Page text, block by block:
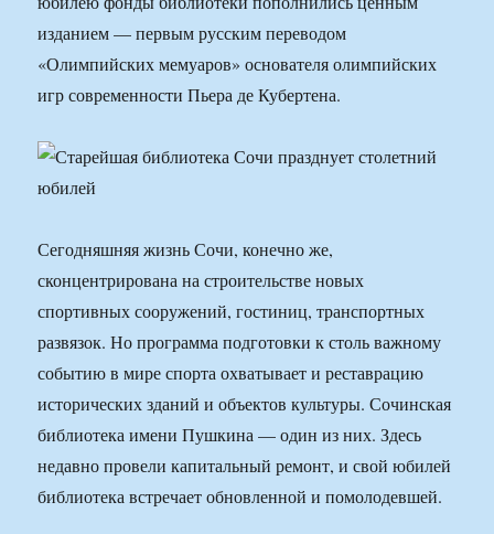
изданием — первым русским переводом
«Олимпийских мемуаров» основателя олимпийских
игр современности Пьера де Кубертена.
Сегодняшняя жизнь Сочи, конечно же,
сконцентрирована на строительстве новых
спортивных сооружений, гостиниц, транспортных
развязок. Но программа подготовки к столь важному
событию в мире спорта охватывает и реставрацию
исторических зданий и объектов культуры. Сочинская
библиотека имени Пушкина — один из них. Здесь
недавно провели капитальный ремонт, и свой юбилей
библиотека встречает обновленной и помолодевшей.